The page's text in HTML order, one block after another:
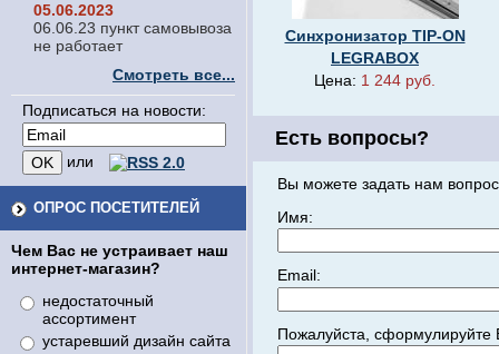
05.06.2023
06.06.23 пункт самовывоза
не работает
Смотреть все...
Подписаться на новости:
или
ОПРОС ПОСЕТИТЕЛЕЙ
Чем Вас не устраивает наш
интернет-магазин?
недостаточный
ассортимент
устаревший дизайн сайта
Синхронизатор TIP-ON
LEGRABOX
Цена: 1 244 руб.
Есть вопросы?
Вы можете задать нам
Имя:
Email:
Пожалуйста,